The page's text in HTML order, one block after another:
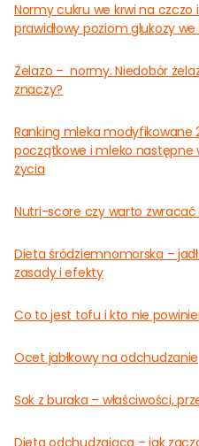
Normy cukru we krwi na czczo
prawidłowy poziom glukozy we
Żelazo – normy. Niedobór
znaczy?
Ranking mleka modyfikowane
początkowe i mleko następne
życia
Nutri-score czy warto
Dieta śródziemnomorska –
zasady i efekty
Co to jest tofu i kto nie
Ocet jabłkowy na odchudzanie
Sok z buraka – właściwości,
Dieta odchudzająca – jak